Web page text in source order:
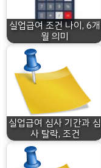
실업급여 조건 나이, 6개
월 의미
실업급여 심사 기간과 심
사 탈락, 조건